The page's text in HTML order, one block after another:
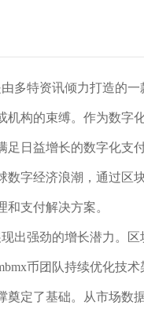
由多特资讯倾力打造的
机构的束缚。作为数字
足日益增长的数字化支
数字经济浪潮，通过区
和支付解决方案。
现出强劲的增长潜力。
币团队持续优化技
奠定了基础。从市场数